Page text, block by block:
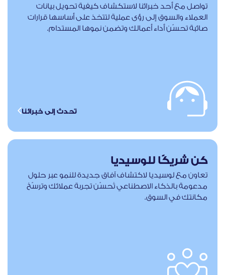
تواصل مع أحد خبرائنا لاستكشاف كيفية تحويل بيانات
العملاء والسوق إلى رؤى عملية لتتخذ على أساسها قرارات
صائبة تحسّن أداء أعمالك وتضمن نموها المستدام.
تحدث إلى خبرائنا
كن شريكًا للوسيديا
تعاون مع لوسيديا لاكتشاف آفاق جديدة للنمو عبر حلول
مدعومة بالذكاء الاصطناعي تُحسّن تجربة عملائك وترسّخ
مكانتك في السوق.